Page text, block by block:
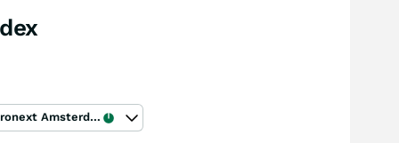
Euronext Amsterdam